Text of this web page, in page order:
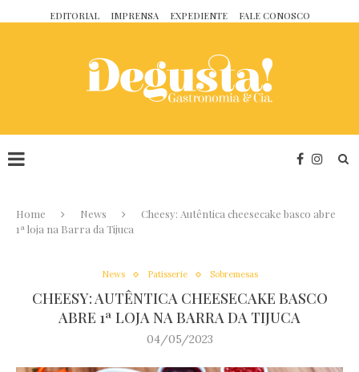
EDITORIAL IMPRENSA EXPEDIENTE FALE CONOSCO
Home News
Cheesy: Autêntica cheesecake basco abre
1ª loja na Barra da Tijuca
News Patisserie Sobremesas
CHEESY: AUTÊNTICA CHEESECAKE BASCO
ABRE 1ª LOJA NA BARRA DA TIJUCA
04/05/2023